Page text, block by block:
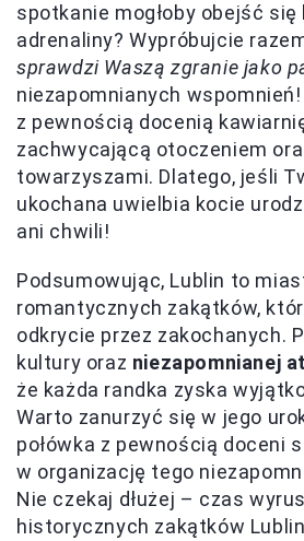
spotkanie mogłoby obejść się
adrenaliny? Wypróbujcie
sprawdzi Waszą zgranie jako
niezapomnianych
z pewnością docenią
zachwycającą otoczeniem
towarzyszami. Dlatego, jeśli
ukochana uwielbia kocie
ani chwili!
Podsumowując, Lublin to
romantycznych zakątków,
odkrycie przez zakochanych.
kultury oraz niezapomnianej
że każda randka zyska
Warto zanurzyć się w jego
połówka z pewnością doceni
w organizację tego
Nie czekaj dłużej – czas
historycznych zakątków